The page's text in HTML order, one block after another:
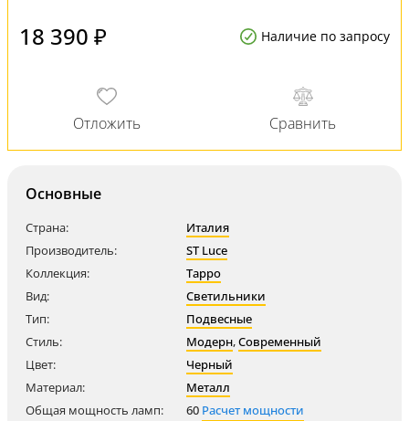
18 390 ₽ Наличие по запросу
Основные
Страна:
Италия
Производитель:
ST Luce
Коллекция:
Tappo
Вид:
Светильники
Тип:
Подвесные
Стиль:
Модерн,Современный
Цвет:
Черный
Материал:
Металл
Общая мощность ламп:
60 Расчет мощности